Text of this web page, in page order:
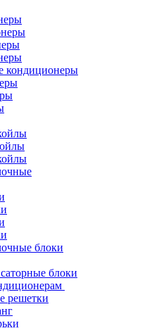
кондиционеры
блоки
блоки
решетки